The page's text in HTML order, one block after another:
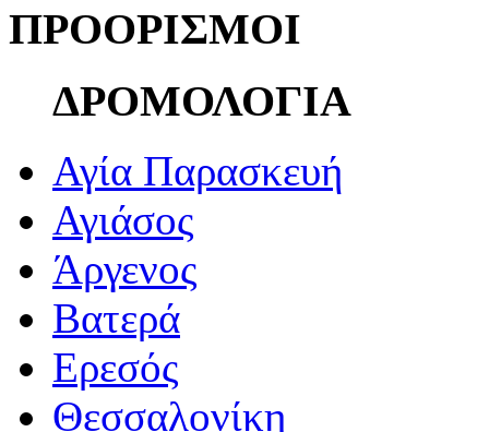
ΠΡΟΟΡΙΣΜΟΙ
ΔΡΟΜΟΛΟΓΙΑ
Αγία Παρασκευή
Αγιάσος
Άργενος
Βατερά
Ερεσός
Θεσσαλονίκη